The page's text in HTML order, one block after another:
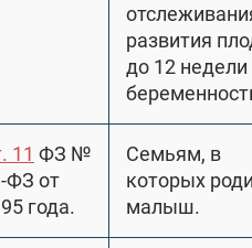
развития
до 12 недели
11 ФЗ №
ФЗ от
года.
Семьям, в
которых
малыш.